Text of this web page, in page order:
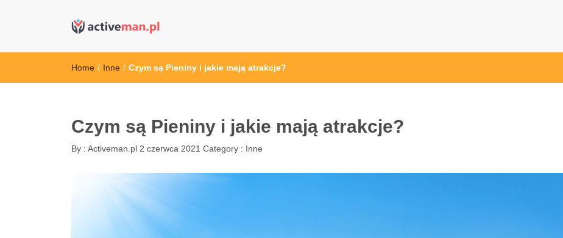
kettler serwis, sklep fitness, crossfit, rowery, sklep ze sprzętem sportowym
Home / Inne / Czym są Pieniny i jakie mają atrakcje?
Czym są Pieniny i jakie mają atrakcje?
By : Activeman.pl 2 czerwca 2021 Category : Inne